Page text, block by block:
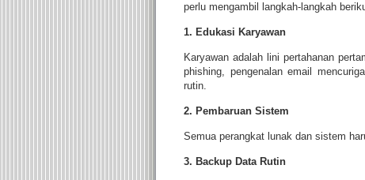
perlu mengambil langkah-langkah
1. Edukasi Karyawan
Karyawan adalah lini pertahanan
phishing, pengenalan email
rutin.
2. Pembaruan Sistem
Semua perangkat lunak dan sistem
3. Backup Data Rutin